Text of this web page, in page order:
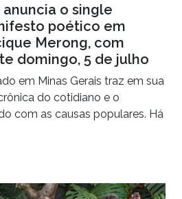
o single
poético em
Merong, com
domingo, 5 de julho
em Minas Gerais traz em sua
do cotidiano e o
com as causas populares. Há